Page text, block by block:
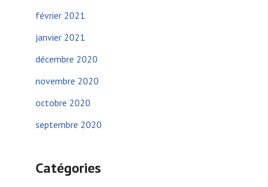
février 2021
janvier 2021
décembre 2020
novembre 2020
octobre 2020
septembre 2020
Catégories